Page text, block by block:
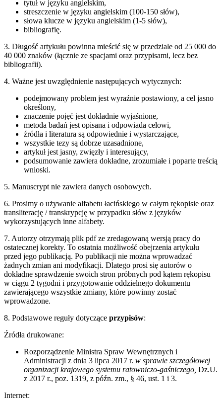
tytuł w języku angielskim,
streszczenie w języku angielskim (100-150 słów),
słowa klucze w języku angielskim (1-5 słów),
bibliografię.
3. Długość artykułu powinna mieścić się w przedziale od 25 000 do
40 000 znaków (łącznie ze spacjami oraz przypisami, lecz bez
bibliografii).
4. Ważne jest uwzględnienie następujących wytycznych:
podejmowany problem jest wyraźnie postawiony, a cel jasno
określony,
znaczenie pojęć jest dokładnie wyjaśnione,
metoda badań jest opisana i odpowiada celowi,
źródła i literatura są odpowiednie i wystarczające,
wszystkie tezy są dobrze uzasadnione,
artykuł jest jasny, zwięzły i interesujący,
podsumowanie zawiera dokładne, zrozumiałe i poparte treścią
wnioski.
5. Manuscrypt nie zawiera danych osobowych.
6. Prosimy o używanie alfabetu łacińskiego w całym rękopisie oraz
transliterację / transkrypcję w przypadku słów z języków
wykorzystujących inne alfabety.
7. Autorzy otrzymają plik pdf ze zredagowaną wersją pracy do
ostatecznej korekty. To ostatnia możliwość obejrzenia artykułu
przed jego publikacją. Po publikacji nie można wprowadzać
żadnych zmian ani modyfikacji. Dlatego prosi się autorów o
dokładne sprawdzenie swoich stron próbnych pod kątem rękopisu
w ciągu 2 tygodni i przygotowanie oddzielnego dokumentu
zawierającego wszystkie zmiany, które powinny zostać
wprowadzone.
8. Podstawowe reguły dotyczące przypisów:
Źródła drukowane:
Rozporządzenie Ministra Spraw Wewnętrznych i
Administracji z dnia 3 lipca 2017 r. w sprawie szczegółowej
organizacji krajowego systemu ratowniczo-gaśniczego, Dz.U.
z 2017 r., poz. 1319, z późn. zm., § 46, ust. 1 i 3.
Internet: